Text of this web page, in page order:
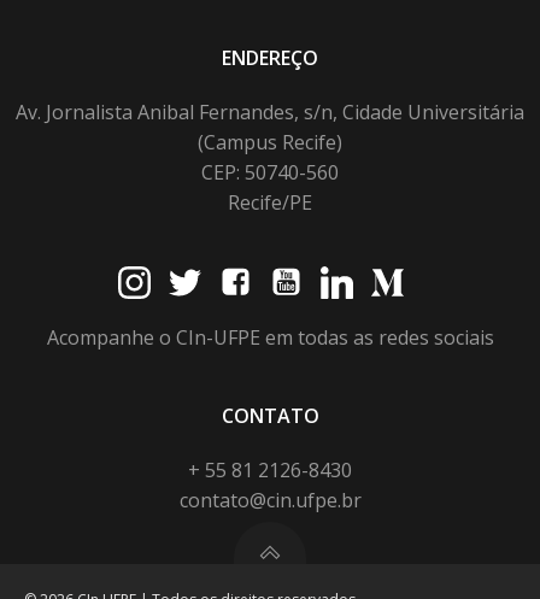
ENDEREÇO
Av. Jornalista Anibal Fernandes, s/n, Cidade Universitária
(Campus Recife)
CEP: 50740-560
Recife/PE
Acompanhe o CIn-UFPE em todas as redes sociais
CONTATO
+ 55 81 2126-8430
contato@cin.ufpe.br